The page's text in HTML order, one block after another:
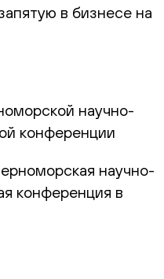
в бизнесе на
научно-
конференции
научно-
конференция в